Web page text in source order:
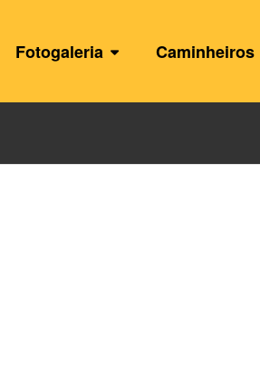
Fotogaleria Caminheiros